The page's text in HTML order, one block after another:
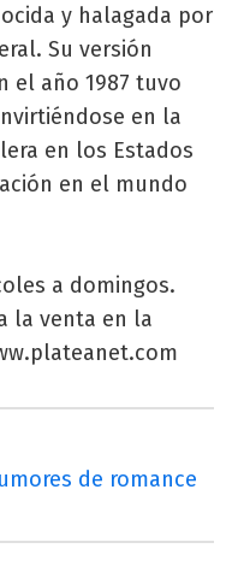
y halagada por
Su versión
el año 1987 tuvo
en la
en los Estados
en el mundo
a domingos.
la venta en la
de romance